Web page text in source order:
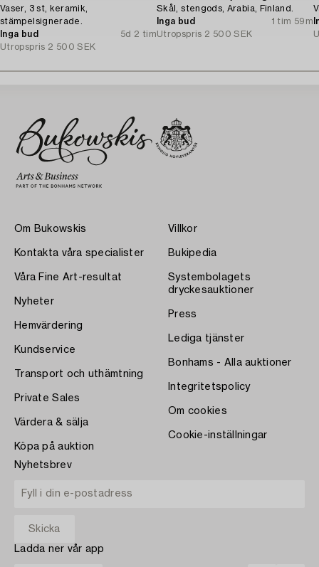
Vaser, 3 st, keramik,
stämpelsignerade.
Inga bud
5d 2 tim
Utropspris 2 500 SEK
Skål, stengods, Arabia, Finland.
Inga bud
1 tim 59m
Utropspris 2 500 SEK
Om Bukowskis
Kontakta våra specialister
Våra Fine Art-resultat
Nyheter
Hemvärdering
Kundservice
Transport och uthämtning
Private Sales
Värdera & sälja
Köpa på auktion
Villkor
Bukipedia
Systembolagets
dryckesauktioner
Press
Lediga tjänster
Bonhams - Alla auktioner
Integritetspolicy
Om cookies
Cookie-inställningar
Nyhetsbrev
Ladda ner vår app